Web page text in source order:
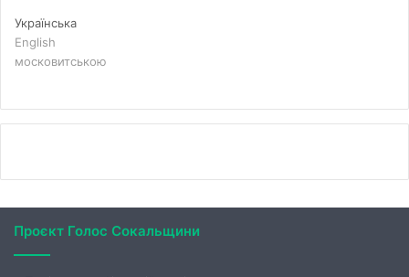
Українська
English
московитською
Проєкт Голос Сокальщини